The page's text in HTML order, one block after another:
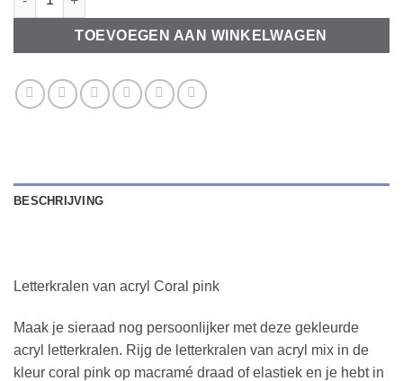
TOEVOEGEN AAN WINKELWAGEN
BESCHRIJVING
Letterkralen van acryl Coral pink
Maak je sieraad nog persoonlijker met deze gekleurde
acryl letterkralen. Rijg de letterkralen van acryl mix in de
kleur coral pink op macramé draad of elastiek en je hebt in